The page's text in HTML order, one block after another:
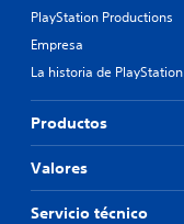
PlayStation Productions
Empresa
La historia de PlayStation
Productos
Valores
Servicio técnico